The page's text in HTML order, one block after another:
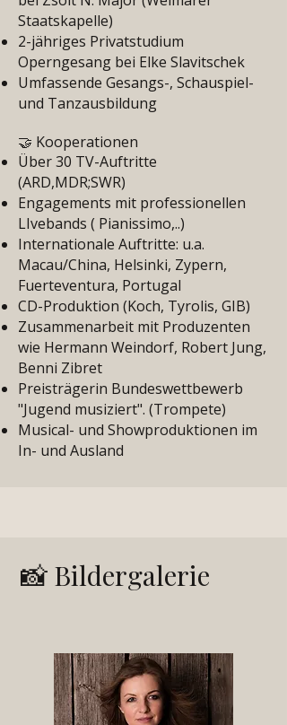
Staatskapelle)
2-jähriges Privatstudium
Operngesang bei Elke Slavitschek
Umfassende Gesangs-, Schauspiel-
und Tanzausbildung
🤝 Kooperationen
Über 30 TV-Auftritte
(ARD,MDR;SWR)
Engagements mit professionellen
LIvebands ( Pianissimo,..)
Internationale Auftritte: u.a.
Macau/China, Helsinki, Zypern,
Fuerteventura, Portugal
CD-Produktion (Koch, Tyrolis, GIB)
Zusammenarbeit mit Produzenten
wie Hermann Weindorf, Robert Jung,
Benni Zibret
Preisträgerin Bundeswettbewerb
"Jugend musiziert". (Trompete)
Musical- und Showproduktionen im
In- und Ausland
📸 Bildergalerie